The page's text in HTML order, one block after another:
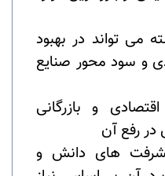
می­ تواند در بهبود
و سود محور صنایع
و بازرگانی
رفع آن
های دانش و